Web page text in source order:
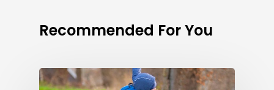
Recommended For You